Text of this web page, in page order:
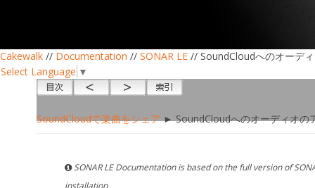
Cakewalk // Documentation // SONAR LE // SoundCloudへのオーデ
Select Language ▼
SoundCloudで楽曲をシェア► SoundCloudへのオーディオの
SONAR LE Documentation is based on the full version of
installation.